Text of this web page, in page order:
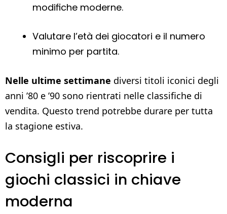
modifiche moderne.
Valutare l’età dei giocatori e il numero
minimo per partita.
Nelle ultime settimane diversi titoli iconici degli
anni ’80 e ’90 sono rientrati nelle classifiche di
vendita. Questo trend potrebbe durare per tutta
la stagione estiva.
Consigli per riscoprire i
giochi classici in chiave
moderna